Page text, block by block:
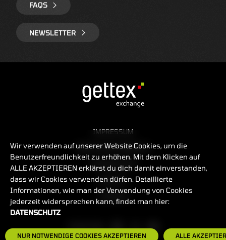
FAQS
NEWSLETTER
IMPRESSUM
RECHTLICHE HINWEISE
DATENSCHUTZ
KONTAKT
Wir verwenden auf unserer Website Cookies, um die
Benutzerfreundlichkeit zu erhöhen. Mit dem Klicken auf
ALLE AKZEPTIEREN erklärst du dich damit einverstanden,
dass wir Cookies verwenden dürfen. Detaillierte
Informationen, wie man der Verwendung von Cookies
jederzeit widersprechen kann, findet man hier:
DATENSCHUTZ
NUR NOTWENDIGE COOKIES AKZEPTIEREN ALLE